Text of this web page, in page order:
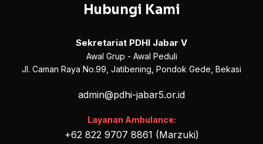
Hubungi Kami
Sekretariat PDHI Jabar V
Awal Grup - Awal Peduli
Jl. Caman Raya No.99, Jatibening, Pondok Gede, Bekasi
admin@pdhi-jabar5.or.id
Layanan Ambulance:
+62 822 9707 8861 (Marzuki)